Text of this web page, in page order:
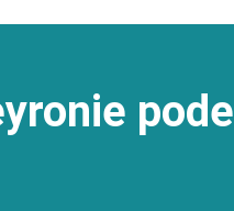
pode